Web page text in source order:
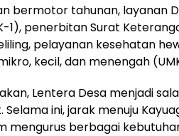
bermotor tahunan, layanan
1), penerbitan Surat
pelayanan kesehatan
kecil, dan menengah
Lentera Desa menjadi
ini, jarak menuju
mengurus berbagai